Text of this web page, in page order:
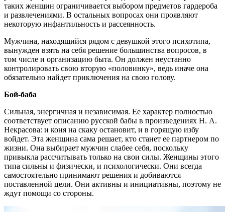
таких женщин ограничивается выбором предметов гардероба
и развлечениями. В остальных вопросах они проявляют
некоторую инфантильность и рассеянность.
Мужчина, находящийся рядом с девушкой этого психотипа,
вынужден взять на себя решение большинства вопросов, в
том числе и организацию быта. Он должен неустанно
контролировать свою вторую «половинку», ведь иначе она
обязательно найдет приключения на свою голову.
Бой-баба
Сильная, энергичная и независимая. Ее характер полностью
соответствует описанию русской бабы в произведениях Н. А.
Некрасова: и коня на скаку остановит, и в горящую избу
войдет. Эта женщина сама решает, кто станет ее партнером по
жизни. Она выбирает мужчин слабее себя, поскольку
привыкла рассчитывать только на свои силы. Женщины этого
типа сильны и физически, и психологически. Они всегда
самостоятельно принимают решения и добиваются
поставленной цели. Они активны и инициативны, поэтому не
ждут помощи со стороны.